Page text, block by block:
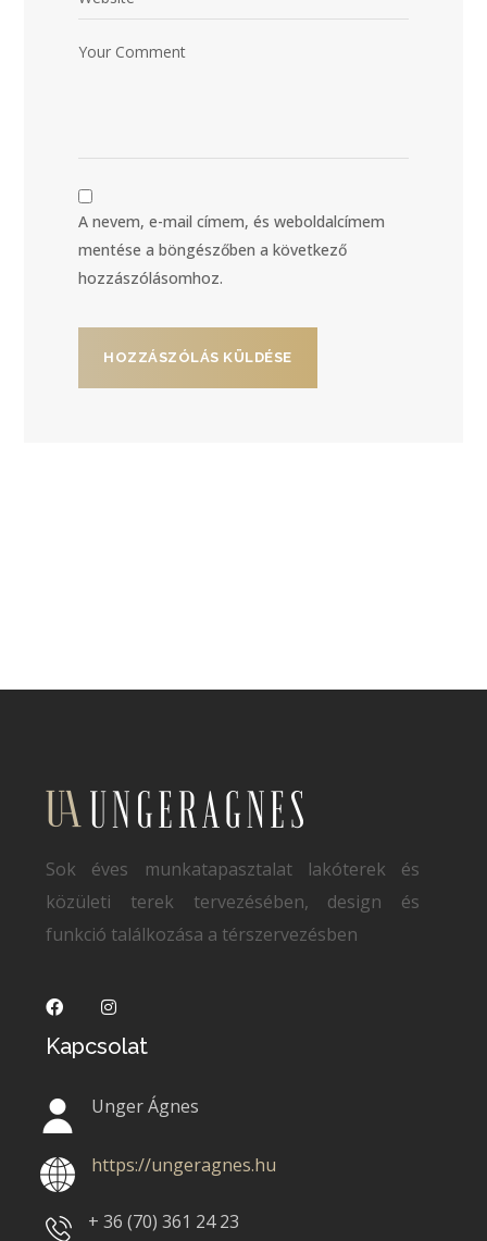
A nevem, e-mail címem, és weboldalcímem
mentése a böngészőben a következő
hozzászólásomhoz.
Sok éves munkatapasztalat lakóterek és
közületi terek tervezésében, design és
funkció találkozása a térszervezésben
Kapcsolat
Unger Ágnes
https://ungeragnes.hu
+ 36 (70)361 24 23